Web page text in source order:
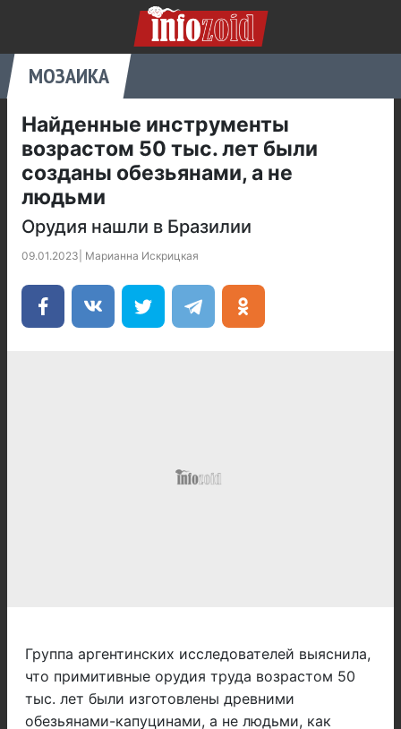
МОЗАИКА
Найденные инструменты
возрастом 50 тыс. лет были
созданы обезьянами, а не
людьми
Орудия нашли в Бразилии
09.01.2023 Марианна Искрицкая
Группа аргентинских исследователей выяснила,
что примитивные орудия труда возрастом 50
тыс. лет были изготовлены древними
обезьянами-капуцинами, а не людьми, как